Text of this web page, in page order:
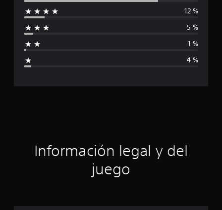
a
ó
r
12 %
5 %
1 %
4 %
Información legal y del
juego